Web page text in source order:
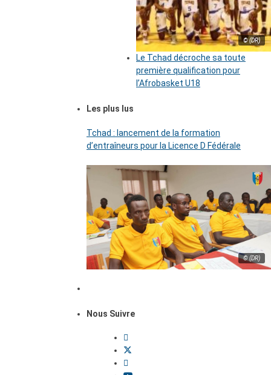
© (DR)
Le Tchad décroche sa toute
première qualification pour
l’Afrobasket U18
Les plus lus
Tchad : lancement de la formation
d’entraîneurs pour la Licence D Fédérale
© (DR)
Nous Suivre